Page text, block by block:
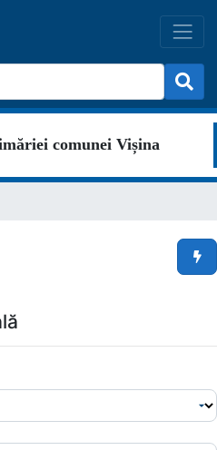
comunei Vișina